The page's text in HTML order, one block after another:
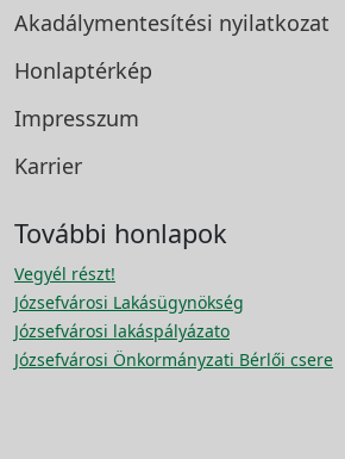
Akadálymentesítési nyilatkozat
Honlaptérkép
Impresszum
Karrier
További honlapok
Vegyél részt!
Józsefvárosi Lakásügynökség
Józsefvárosi lakáspályázato
Józsefvárosi Önkormányzati Bérlői csere